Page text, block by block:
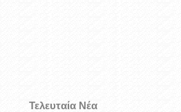
Τελευταία Νέα